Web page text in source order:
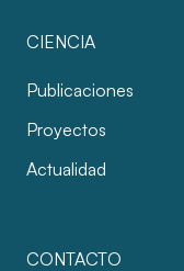
CIENCIA
Publicaciones
Proyectos
Actualidad
CONTACTO